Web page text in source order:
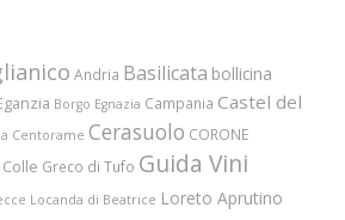
Andria Basilicata bollicina
Borgo Egnazia Campania Castel del
Centorame Cerasuolo CORONE
Greco di Tufo Guida Vini
Locanda di Beatrice Loreto Aprutino